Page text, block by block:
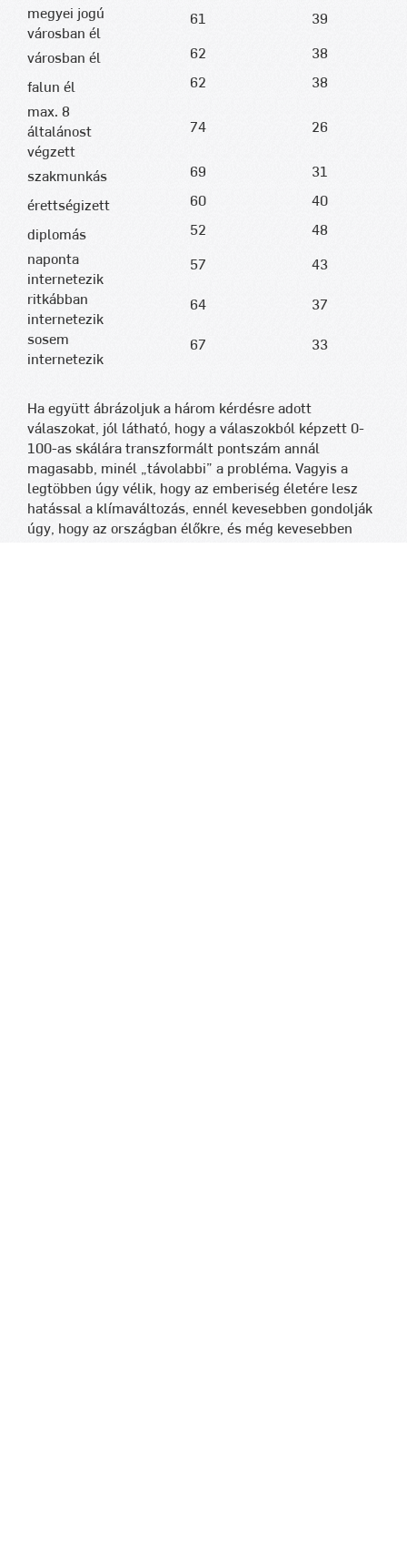
megyei jogú
városban él
61 39
városban él 62 38
falun él 62
38
max. 8
általánost
végzett
74 26
szakmunkás 69 31
érettségizett 60 40
diplomás 52
48
naponta
internetezik
57 43
ritkábban
internetezik
64 37
sosem
internetezik
67 33
Ha együtt ábrázoljuk a három kérdésre adott
válaszokat, jól látható, hogy a válaszokból képzett 0-
100-as skálára transzformált pontszám annál
magasabb, minél „távolabbi” a probléma. Vagyis a
legtöbben úgy vélik, hogy az emberiség életére lesz
hatással a klímaváltozás, ennél kevesebben gondolják
úgy, hogy az országban élőkre, és még kevesebben